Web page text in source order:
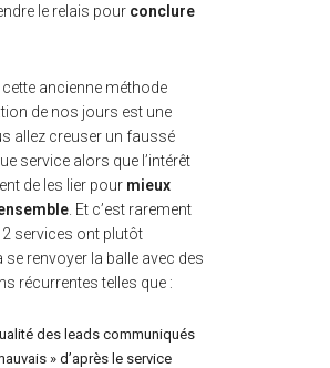
le relais pour conclure
ancienne méthode
de nos jours est une
allez creuser un faussé
service alors que l’intérêt
de les lier pour mieux
. Et c’est rarement
2 services ont plutôt
se renvoyer la balle avec des
récurrentes telles que :
des leads communiqués
» d’après le service